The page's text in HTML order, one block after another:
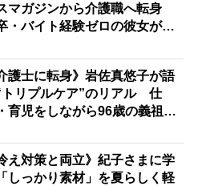
バル術
マガジンから介護職へ転身
・バイト経験ゼロの彼女が見
ら自分らしくいられる」
護士に転身》岩佐真悠子が語
トリプルケア”のリアル 仕
育児をしながら96歳の義祖母
家での介護は“雑”でも気にし
」
え対策と両立》紀子さまに学
しっかり素材」を夏らしく軽